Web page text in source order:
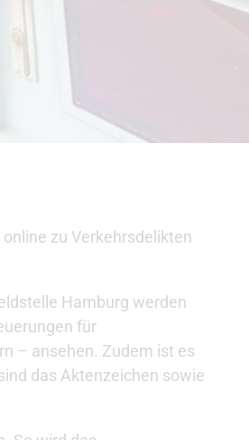
zu Verkehrsdelikten
Hamburg werden
für
– ansehen. Zudem ist es
das Aktenzeichen sowie